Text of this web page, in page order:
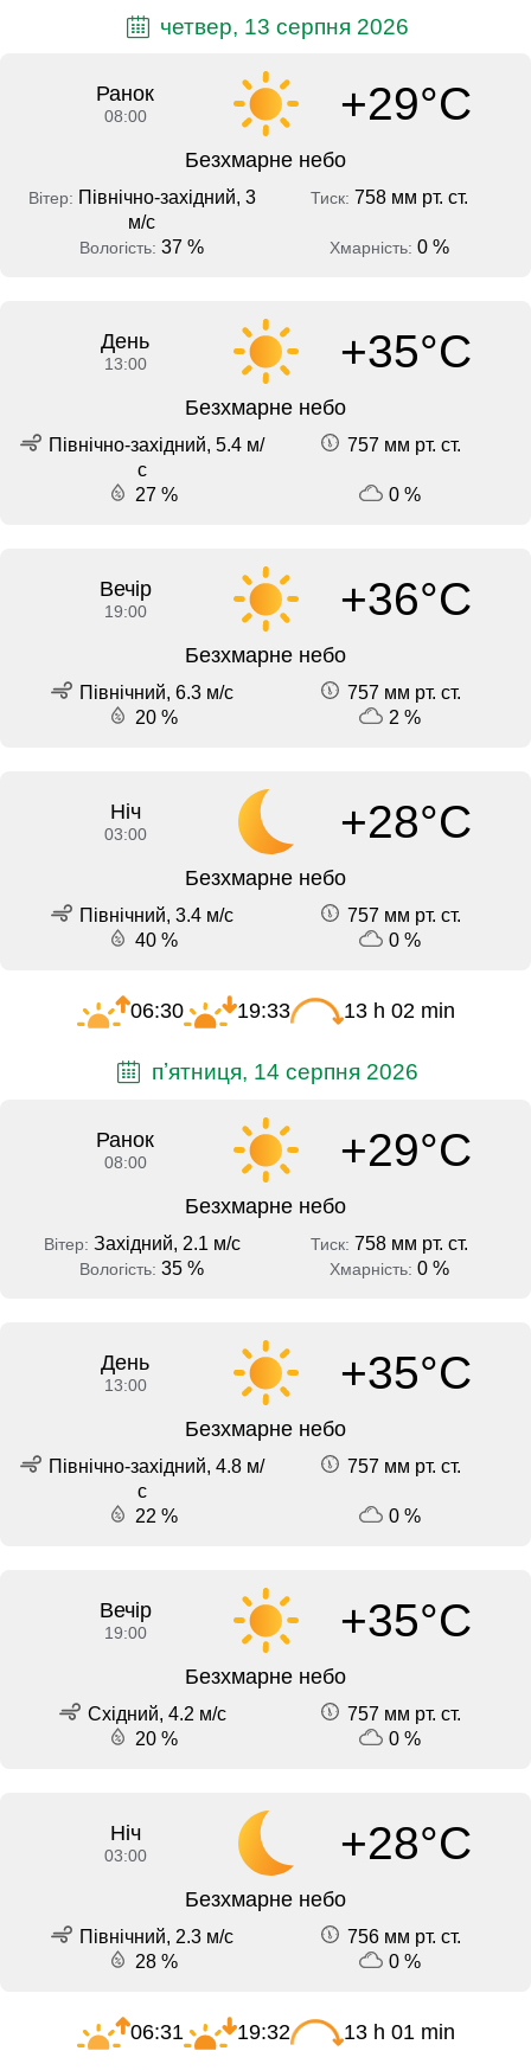
четвер, 13 серпня 2026
Ранок
08:00 +29°C
Безхмарне небо
Вітер: Північно-західний, 3
м/с
Тиск: 758 мм рт. ст.
Вологість: 37 % Хмарність: 0 %
День
13:00 +35°C
Безхмарне небо
Північно-західний, 5.4 м/
с
757 мм рт. ст.
27 % 0 %
Вечір
19:00 +36°C
Безхмарне небо
Північний, 6.3 м/с
757 мм рт. ст.
20 %
2 %
Ніч
03:00 +28°C
Безхмарне небо
Північний, 3.4 м/с
757 мм рт. ст.
40 %
0 %
06:30 19:33 13 h 02 min
пʼятниця, 14 серпня 2026
Ранок
08:00 +29°C
Безхмарне небо
Вітер: Західний, 2.1 м/с Тиск: 758 мм рт. ст.
Вологість: 35 % Хмарність: 0 %
День
13:00 +35°C
Безхмарне небо
Північно-західний, 4.8 м/
с
757 мм рт. ст.
22 % 0 %
Вечір
19:00 +35°C
Безхмарне небо
Східний, 4.2 м/с
757 мм рт. ст.
20 %
0 %
Ніч
03:00 +28°C
Безхмарне небо
Північний, 2.3 м/с
756 мм рт. ст.
28 %
0 %
06:31 19:32 13 h 01 min